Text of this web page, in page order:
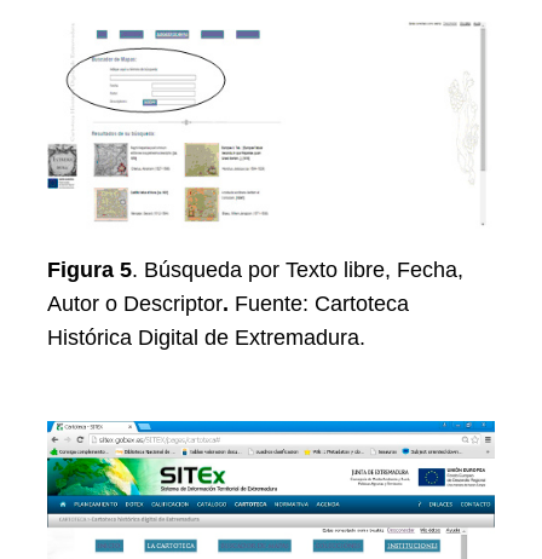
Figura 5. Búsqueda por Texto libre, Fecha,
Autor o Descriptor. Fuente: Cartoteca
Histórica Digital de Extremadura.